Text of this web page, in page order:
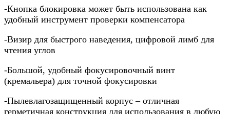
-Кнопка блокировка может быть использована как
удобный инструмент проверки компенсатора
-Визир для быстрого наведения, цифровой лимб для
чтения углов
-Большой, удобный фокусировочный винт
(кремальера) для точной фокусировки
-Пылевлагозащищенный корпус – отличная
герметичная конструкция для использования в любую